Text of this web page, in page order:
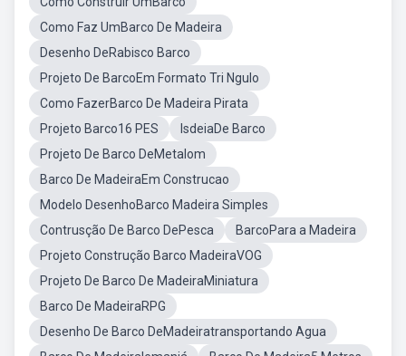
Como Faz UmBarco De Madeira
Desenho DeRabisco Barco
Projeto De BarcoEm Formato Tri Ngulo
Como FazerBarco De Madeira Pirata
Projeto Barco16 PES
IsdeiaDe Barco
Projeto De Barco DeMetalom
Barco De MadeiraEm Construcao
Modelo DesenhoBarco Madeira Simples
Contrusção De Barco DePesca
BarcoPara a Madeira
Projeto Construção Barco MadeiraVOG
Projeto De Barco De MadeiraMiniatura
Barco De MadeiraRPG
Desenho De Barco DeMadeiratransportando Agua